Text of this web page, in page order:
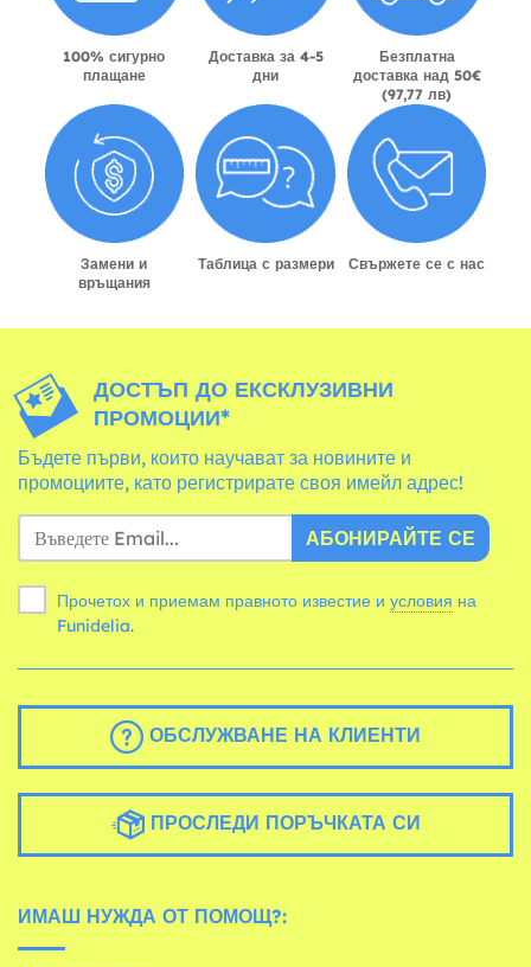
100% сигурно
плащане
Доставка за 4-5
дни
Безплатна
доставка над 50€
(97,77 лв)
Замени и
връщания
Таблица с размери Свържете се с нас
ДОСТЪП ДО ЕКСКЛУЗИВНИ
ПРОМОЦИИ*
Бъдете първи, които научават за новините и
промоциите, като регистрирате своя имейл адрес!
АБОНИРАЙТЕ СЕ
Прочетох и приемам правното известие и условия
Funidelia.
ОБСЛУЖВАНЕ НА КЛИЕНТИ
ПРОСЛЕДИ ПОРЪЧКАТА СИ
ИМАШ НУЖДА ОТ ПОМОЩ?: